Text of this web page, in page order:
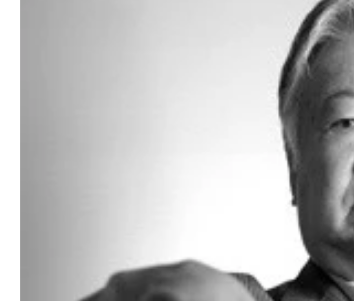
飛躍を遂げた２０１７年のＵ－２０Ｗ杯以来、約２年半ぶりの世代別代表選出となった
欧州組８人を招集するなど、ケガ人を除いてほぼベストメンバーだった
森保監督から熱い信頼を受ける堂安は「４人目のオーバーエイジ」を自覚する